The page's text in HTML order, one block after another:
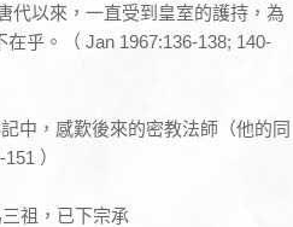
代以來，一直受到皇室的護持，為
乎。（ Jan 1967:136-138; 140-
中，感歎後來的密教法師（他的同
）
祖，已下宗承